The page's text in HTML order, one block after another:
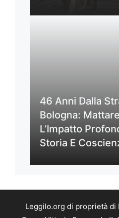
46 Anni Dalla
Bologna:
L’Impatto
Storia E
Leggilo.org di proprietà di